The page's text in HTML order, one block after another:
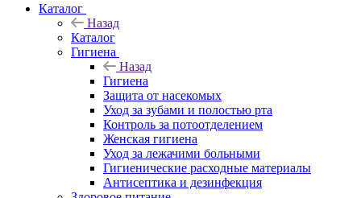
Каталог
Назад
Каталог
Гигиена
Назад
Гигиена
Защита от насекомых
Уход за зубами и полостью рта
Контроль за потоотделением
Женская гигиена
Уход за лежачими больными
Гигиенические расходные материалы
Антисептика и дезинфекция